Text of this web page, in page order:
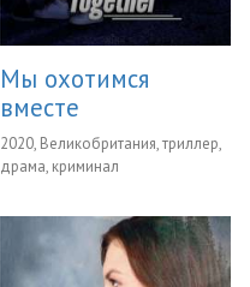
Мы охотимся
вместе
2020, Великобритания, триллер,
драма, криминал